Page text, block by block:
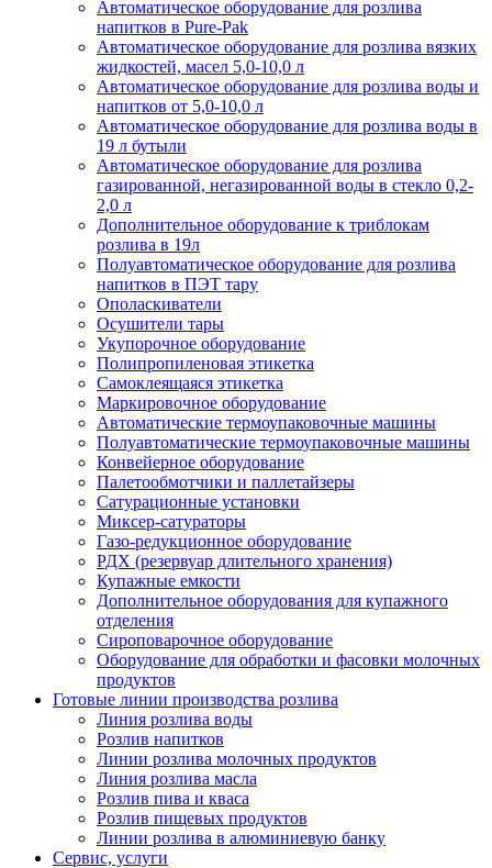
Автоматическое оборудование для розлива
напитков в Pure-Pak
Автоматическое оборудование для розлива вязких
жидкостей, масел 5,0-10,0 л
Автоматическое оборудование для розлива воды и
напитков от 5,0-10,0 л
Автоматическое оборудование для розлива воды в
19 л бутыли
Автоматическое оборудование для розлива
газированной, негазированной воды в стекло 0,2-
2,0 л
Дополнительное оборудование к триблокам
розлива в 19л
Полуавтоматическое оборудование для розлива
напитков в ПЭТ тару
Ополаскиватели
Осушители тары
Укупорочное оборудование
Полипропиленовая этикетка
Самоклеящаяся этикетка
Маркировочное оборудование
Автоматические термоупаковочные машины
Полуавтоматические термоупаковочные машины
Конвейерное оборудование
Палетообмотчики и паллетайзеры
Сатурационные установки
Миксер-сатураторы
Газо-редукционное оборудование
РДХ (резервуар длительного хранения)
Купажные емкости
Дополнительное оборудования для купажного
отделения
Сироповарочное оборудование
Оборудование для обработки и фасовки молочных
продуктов
Готовые линии производства розлива
Линия розлива воды
Розлив напитков
Линии розлива молочных продуктов
Линия розлива масла
Розлив пива и кваса
Розлив пищевых продуктов
Линии розлива в алюминиевую банку
Сервис, услуги